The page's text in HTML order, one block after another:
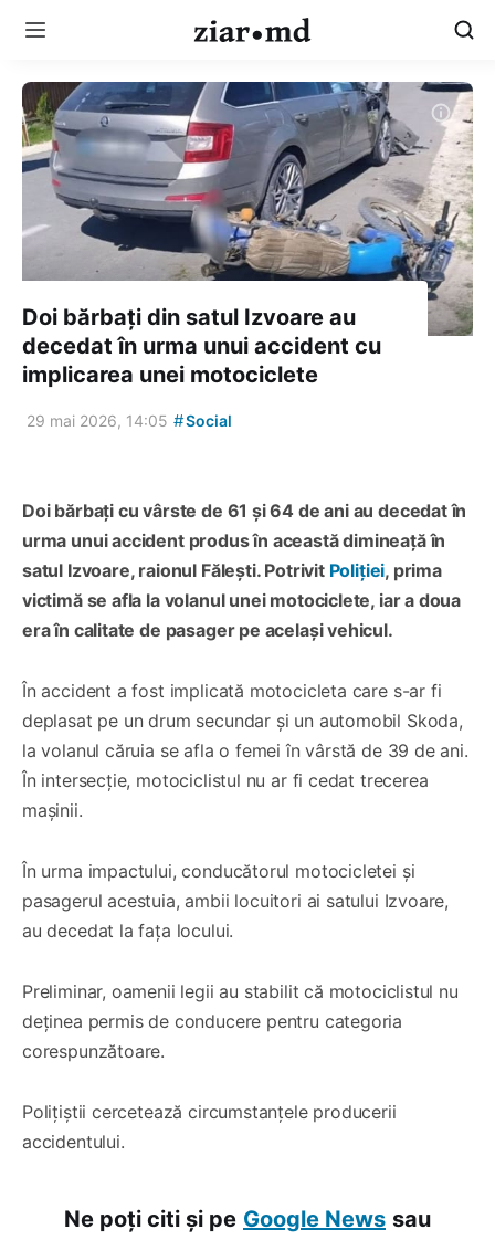
Doi bărbați din satul Izvoare au
decedat în urma unui accident cu
implicarea unei motociclete
29 mai 2026, 14:05 #Social
Doi bărbați cu vârste de 61 și 64 de ani au decedat în
urma unui accident produs în această dimineață în
satul Izvoare, raionul Fălești. Potrivit Poliției, prima
victimă se afla la volanul unei motociclete, iar a doua
era în calitate de pasager pe același vehicul.
În accident a fost implicată motocicleta care s-ar fi
deplasat pe un drum secundar și un automobil Skoda,
la volanul căruia se afla o femei în vârstă de 39 de ani.
În intersecție, motociclistul nu ar fi cedat trecerea
mașinii.
În urma impactului, conducătorul motocicletei și
pasagerul acestuia, ambii locuitori ai satului Izvoare,
au decedat la fața locului.
Preliminar, oamenii legii au stabilit că motociclistul nu
deținea permis de conducere pentru categoria
corespunzătoare.
Polițiștii cercetează circumstanțele producerii
accidentului.
Ne poți citi și pe Google News sau